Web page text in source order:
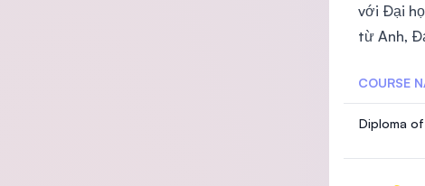
với Đại
từ Anh,
COURSE
Diploma